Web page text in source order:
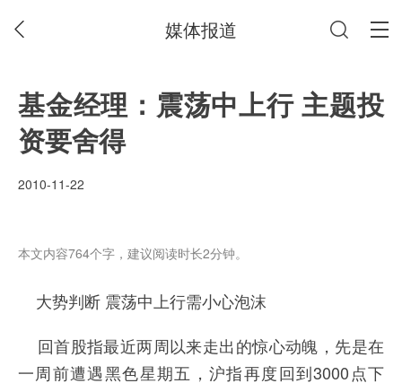
媒体报道
基金经理：震荡中上行 主题投
资要舍得
2010-11-22
本文内容764个字，建议阅读时长2分钟。
大势判断 震荡中上行需小心泡沫
回首股指最近两周以来走出的惊心动魄，先是在
一周前遭遇黑色星期五，沪指再度回到3000点下